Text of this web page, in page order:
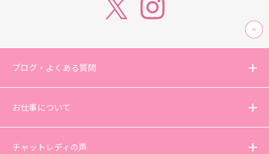
ブログ・よくある質問
お仕事について
チャットレディの声